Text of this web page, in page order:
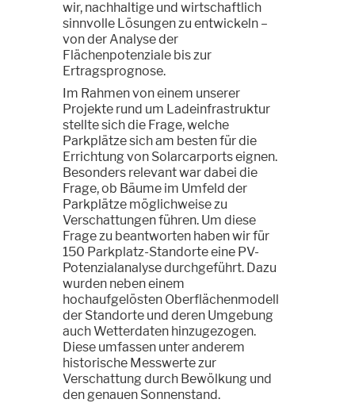
wir, nachhaltige und wirtschaftlich
sinnvolle Lösungen zu entwickeln –
von der Analyse der
Flächenpotenziale bis zur
Ertragsprognose.
Im Rahmen von einem unserer
Projekte rund um Ladeinfrastruktur
stellte sich die Frage, welche
Parkplätze sich am besten für die
Errichtung von Solarcarports eignen.
Besonders relevant war dabei die
Frage, ob Bäume im Umfeld der
Parkplätze möglichweise zu
Verschattungen führen. Um diese
Frage zu beantworten haben wir für
150 Parkplatz-Standorte eine PV-
Potenzialanalyse durchgeführt. Dazu
wurden neben einem
hochaufgelösten Oberflächenmodell
der Standorte und deren Umgebung
auch Wetterdaten hinzugezogen.
Diese umfassen unter anderem
historische Messwerte zur
Verschattung durch Bewölkung und
den genauen Sonnenstand.